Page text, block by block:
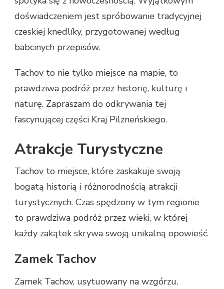
doświadczeniem jest spróbowanie tradycyjnej
czeskiej knedlíky, przygotowanej według
babcinych przepisów.
Tachov to nie tylko miejsce na mapie, to
prawdziwa podróż przez historię, kulturę i
naturę. Zapraszam do odkrywania tej
fascynującej części Kraj Pilzneńskiego.
Atrakcje Turystyczne
Tachov to miejsce, które zaskakuje swoją
bogatą historią i różnorodnością atrakcji
turystycznych. Czas spędzony w tym regionie
to prawdziwa podróż przez wieki, w której
każdy zakątek skrywa swoją unikalną opowieść.
Zamek Tachov
Zamek Tachov, usytuowany na wzgórzu,